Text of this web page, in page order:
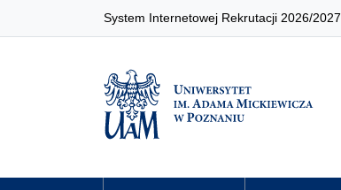
System Internetowej Rekrutacji 2026/2027